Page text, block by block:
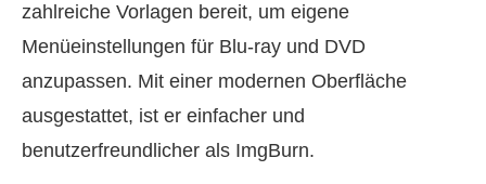
zahlreiche Vorlagen bereit, um eigene
Menüeinstellungen für Blu-ray und DVD
anzupassen. Mit einer modernen Oberfläche
ausgestattet, ist er einfacher und
benutzerfreundlicher als ImgBurn.